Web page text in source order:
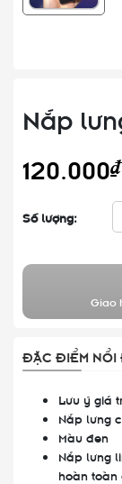
Nắp
120.000₫
Số lượng:
Giao
ĐẶC ĐIỂM NỔI
Lưu ý giá
Nắp lưng
Màu đen
Nắp lưng
hoàn toàn